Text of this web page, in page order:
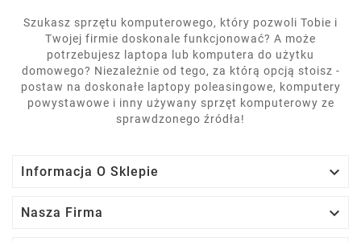
Szukasz sprzętu komputerowego, który pozwoli Tobie i
Twojej firmie doskonale funkcjonować? A może
potrzebujesz laptopa lub komputera do użytku
domowego? Niezależnie od tego, za którą opcją stoisz -
postaw na doskonałe laptopy poleasingowe, komputery
powystawowe i inny używany sprzęt komputerowy ze
sprawdzonego źródła!
Informacja O Sklepie 
Nasza Firma 